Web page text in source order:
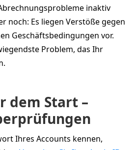
inaktiv
noch: Es liegen Verstöße gegen
Geschäftsbedingungen vor.
Problem, das Ihr
dem Start –
Ihres Accounts kennen,